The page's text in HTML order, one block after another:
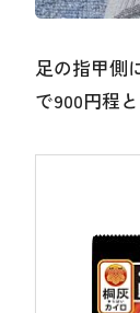
足の指甲側
で900円程